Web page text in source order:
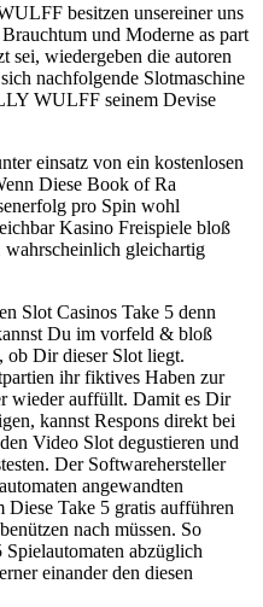
besitzen unsereiner uns
und Moderne as part
sei, wiedergeben die autoren
nachfolgende Slotmaschine
WULFF seinem Devise
einsatz von ein kostenlosen
Diese Book of Ra
pro Spin wohl
Kasino Freispiele bloß
wahrscheinlich gleichartig
Slot Casinos Take 5 denn
Du im vorfeld & bloß
ob Dir dieser Slot liegt.
ihr fiktives Haben zur
wieder auffüllt. Damit es Dir
kannst Respons direkt bei
Video Slot degustieren und
Der Softwarehersteller
angewandten
Diese Take 5 gratis aufführen
nach müssen. So
Spielautomaten abzüglich
einander den diesen